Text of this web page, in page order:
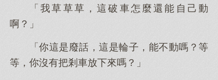
「我草草草，這破車怎麼還能自己動
啊？」
「你這是廢話，這是輪子，能不動嗎？等
等，你沒有把剎車放下來嗎？」